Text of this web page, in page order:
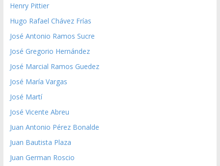
Henry Pittier
Hugo Rafael Chávez Frías
José Antonio Ramos Sucre
José Gregorio Hernández
José Marcial Ramos Guedez
José María Vargas
José Martí
José Vicente Abreu
Juan Antonio Pérez Bonalde
Juan Bautista Plaza
Juan German Roscio